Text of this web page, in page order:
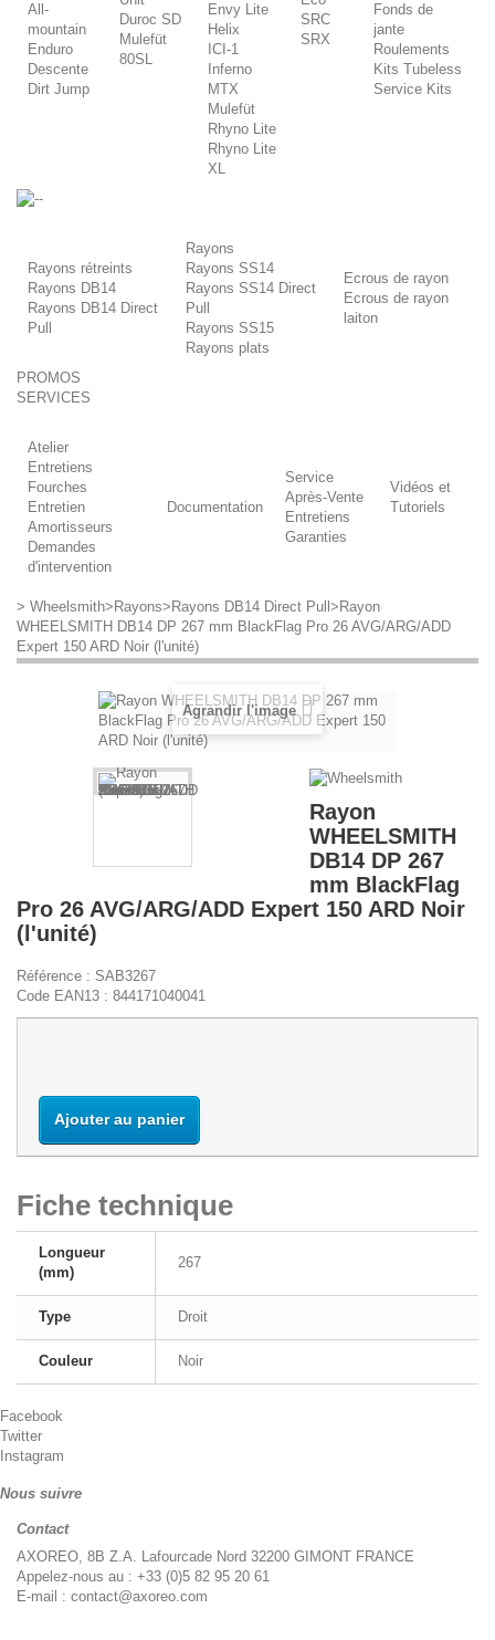
All-
mountain
Enduro
Descente
Dirt Jump
Duroc SD
Mulefüt
80SL
Envy Lite
Helix
ICI-1
Inferno
MTX
Mulefüt
Rhyno Lite
Rhyno Lite
XL
SRC
SRX
Fonds de
jante
Roulements
Kits Tubeless
Service Kits
-
Rayons rétreints
Rayons DB14
Rayons DB14 Direct
Pull
Rayons
Rayons SS14
Rayons SS14 Direct
Pull
Rayons SS15
Rayons plats
Ecrous de rayon
Ecrous de rayon
laiton
PROMOS
SERVICES
Atelier
Entretiens
Fourches
Entretien
Amortisseurs
Demandes
d'intervention
Documentation
Service
Après-Vente
Entretiens
Garanties
Vidéos et
Tutoriels
> Wheelsmith> Rayons> Rayons DB14 Direct Pull > Rayon
WHEELSMITH DB14 DP 267 mm BlackFlag Pro 26 AVG/ARG/ADD
Expert 150 ARD Noir (l'unité)
Agrandir l'image
Rayon
WHEELSMITH
DB14 DP 267
mm BlackFlag
Pro 26 AVG/ARG/ADD Expert 150 ARD Noir
(l'unité)
Référence : SAB3267
Code EAN13 : 844171040041
Ajouter au panier
Fiche technique
Longueur
(mm)
267
Type Droit
Couleur Noir
Facebook
Twitter
Instagram
Nous suivre
Contact
AXOREO, 8B Z.A. Lafourcade Nord 32200 GIMONT FRANCE
Appelez-nous au : +33 (0)5 82 95 20 61
E-mail : contact@axoreo.com